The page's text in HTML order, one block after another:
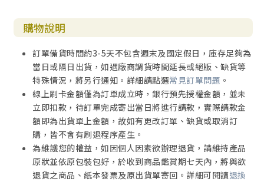
‧在恩典之約中的人
第一章 救贖之約
B. 救贖之約中的聖子
C. 救贖之鉉中的條件與應許
第二章 恩典之約
A. 恩典之約中的立約雙方
B. 恩典之約的應許與條件
C. 恩典之約的特徵
D. 恩典之約與基督的關係
E. 恩典之約中的成員
F. 恩典之約的不同時期
購物說明
訂單備貨時間約3-5天不包含週末及國定假日，庫存足夠為
當日或隔日出貨，如遇廠商調貨時間延長或絕版、缺貨等
特殊情況，將另行通知。詳細請點選常見訂單問題 。
線上刷卡金額僅為訂單成立時，銀行預先授權金額，並未
立即扣款，待訂單完成寄出當日將進行請款，實際請款金
額即為出貨單上金額，故如有更改訂單、缺貨或取消訂
購，皆不會有刷退程序產生。
為維護您的權益，如因個人因素欲辦理退貨，請維持產品
原狀並依原包裝包好，於收到商品鑑賞期七天內，將與欲
退貨之商品、紙本發票及原出貨單寄回。詳細可閱讀退換